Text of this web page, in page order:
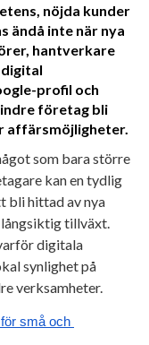
nöjda kunder
ändå inte när nya
hantverkare
profil och
företag bli
affärsmöjligheter.
som bara större
kan en tydlig
bli hittad av nya
långsiktig tillväxt.
digitala
synlighet på
verksamheter.
små och